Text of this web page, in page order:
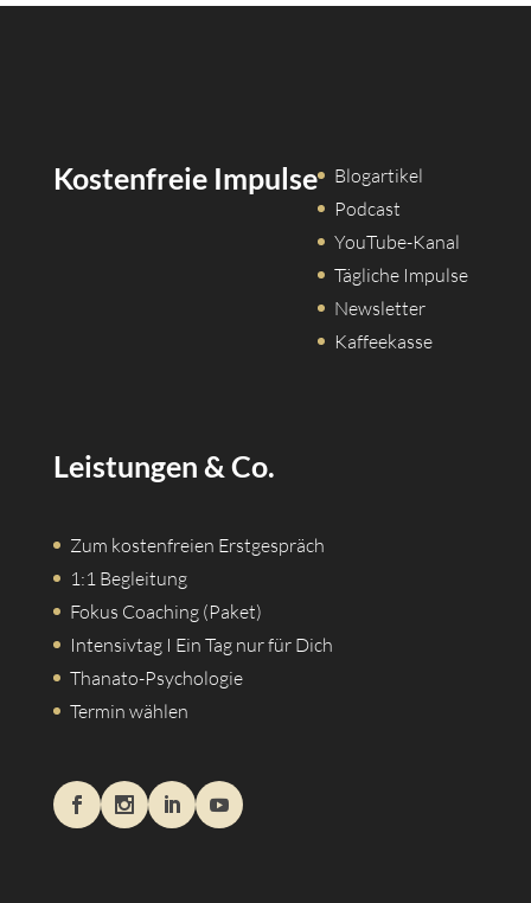
Kostenfreie Impulse
Blogartikel
Podcast
YouTube-Kanal
Tägliche Impulse
Newsletter
Kaffeekasse
Leistungen & Co.
Zum kostenfreien Erstgespräch
1:1 Begleitung
Fokus Coaching (Paket)
Intensivtag I Ein Tag nur für Dich
Thanato-Psychologie
Termin wählen